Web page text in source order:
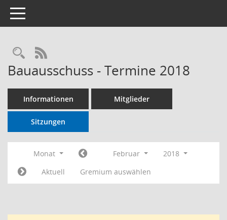
Toggle navigation
RSS-Feed
Bauausschuss - Termine 2018
Informationen Mitglieder
Sitzungen
Monat Februar
2018
Aktuell
Gremium auswählen